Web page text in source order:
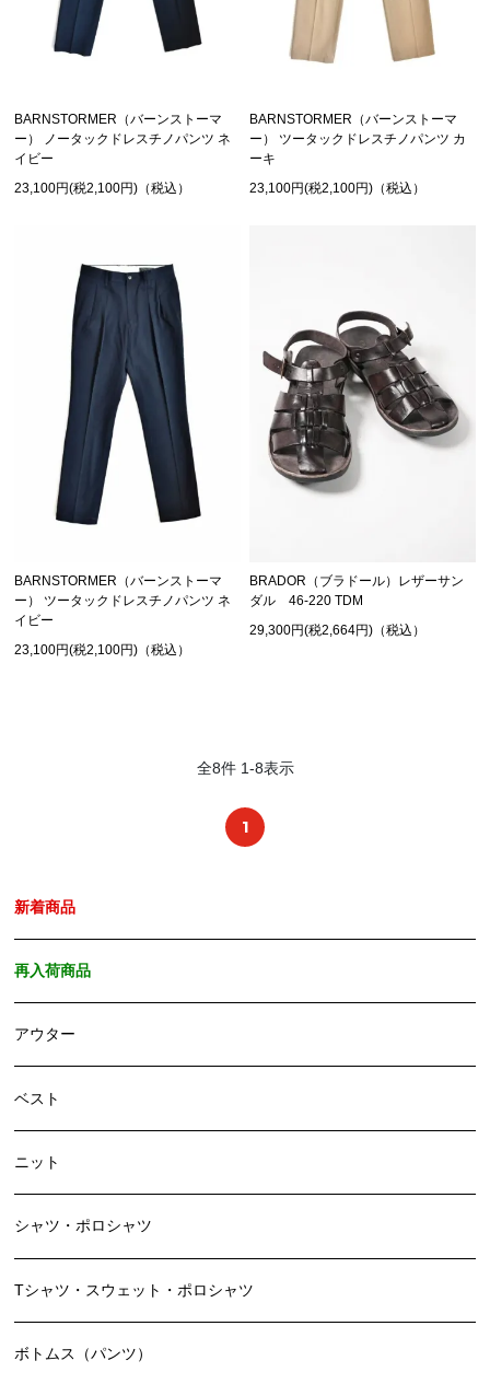
BARNSTORMER（バーンストーマ
ー） ノータックドレスチノパンツ ネ
イビー
23,100円(税2,100円)（税込）
BARNSTORMER（バーンストーマ
ー） ツータックドレスチノパンツ カ
ーキ
23,100円(税2,100円)（税込）
BARNSTORMER（バーンストーマ
ー） ツータックドレスチノパンツ ネ
イビー
23,100円(税2,100円)（税込）
BRADOR（ブラドール）レザーサン
ダル 46-220 TDM
29,300円(税2,664円)（税込）
全8件 1-8表示
1
新着商品
再入荷商品
アウター
ベスト
ニット
シャツ・ポロシャツ
Tシャツ・スウェット・ポロシャツ
ボトムス（パンツ）